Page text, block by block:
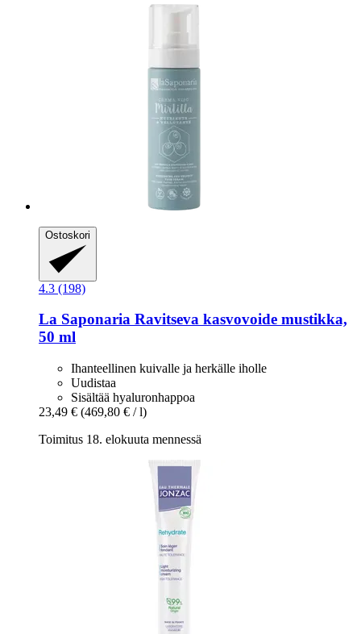
Ostoskori
4.3 (198)
La Saponaria Ravitseva kasvovoide mustikka,
50 ml
Ihanteellinen kuivalle ja herkälle iholle
Uudistaa
Sisältää hyaluronhappoa
23,49 € (469,80 € / l)
Toimitus 18. elokuuta mennessä